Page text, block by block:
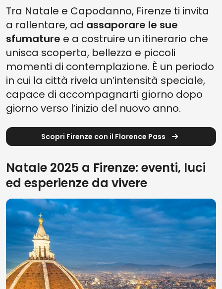
Tra Natale e Capodanno, Firenze ti invita
a rallentare, ad assaporare le sue
sfumature e a costruire un itinerario che
unisca scoperta, bellezza e piccoli
momenti di contemplazione. È un periodo
in cui la città rivela un’intensità speciale,
capace di accompagnarti giorno dopo
giorno verso l’inizio del nuovo anno.
Scopri Firenze con il Florence Pass
Natale 2025 a Firenze: eventi, luci
ed esperienze da vivere